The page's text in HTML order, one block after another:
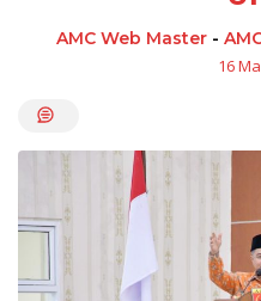
AMC Web Master-
16